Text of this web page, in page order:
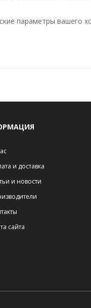
параметры вашего
и доставка
и новости
сайта